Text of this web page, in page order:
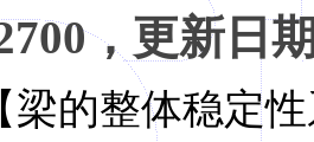
，更新日
梁的整体稳定